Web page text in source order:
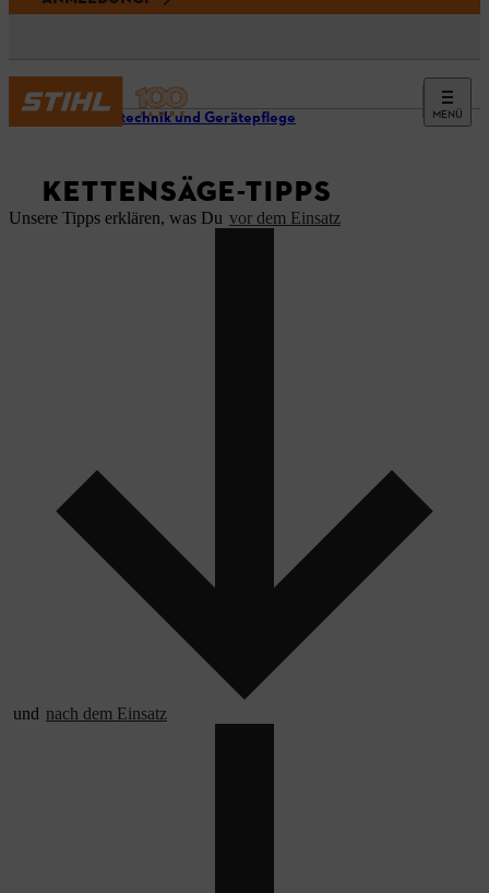
MENÜ
Arbeitstechnik und Gerätepflege
KETTENSÄGE-TIPPS
Unsere Tipps erklären, was Du vor dem Einsatz
und nach dem Einsatz